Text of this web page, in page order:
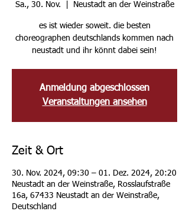
Sa., 30. Nov. Neustadt an der Weinstraße
es ist wieder soweit. die besten
choreographen deutschlands kommen nach
neustadt und ihr könnt dabei sein!
Anmeldung abgeschlossen
Veranstaltungen ansehen
Zeit & Ort
30. Nov. 2024, 09:30 – 01. Dez. 2024, 20:20
Neustadt an der Weinstraße, Rosslaufstraße
16a, 67433 Neustadt an der Weinstraße,
Deutschland